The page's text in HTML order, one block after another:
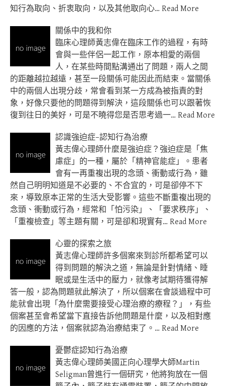
知行為取向、折衷取向，以及其他取向心… Read More
關係中的我和你
臨床心理師黃志偉在臨床工作的過程，有時
會與一些伴侶一起工作，原本相愛的兩個
人，在某些時間點溝通出了問題，兩人之間
的距離越拉越遠，甚至一段關係可能因此而結束。當關係
中的兩個人出現分歧，常會看到某一方成為被指責的對
象，好像只要他的問題得到解決，這段關係也可以跟著恢
復到往日的美好，可是不曉得您是否思考過一… Read More
認識強迫症–認知行為治療
黃志偉心理師什麼是強迫症？強迫症是「焦
慮症」的一種，屬於「精神官能症」。患者
會有一再重複出現的念頭、衝動或行為，雖
然自己明明知道是不必要的、不合宜的，可是卻停不下
來，導致原本正常的生活大受影響。這些不斷重複出現的
念頭、衝動或行為，經常和「怕污染」、「要求秩序」、
「重複檢查」等主題有關，可是卻和現實有… Read More
心靈的探索之旅
黃志偉心理師許多個案來到診所都希望可以
得到問題的解決之道，無論是針對情緒、睡
眠或是生活中的壓力，就像考試期待獲得解
答一般，認為問題就此解決了，所以個案在會談過程中可
能就會出現「為什麼需要接受心理治療的療程？」，有些
個案甚至會希望當下直接告訴他問題是什麼，以及相對應
的因應的方法，個案就認為治療結束了。… Read More
憂鬱症認知行為治療
黃志偉心理師美國正向心理學大師Martin
Seligman曾進行一個研究，他將狗放在一個